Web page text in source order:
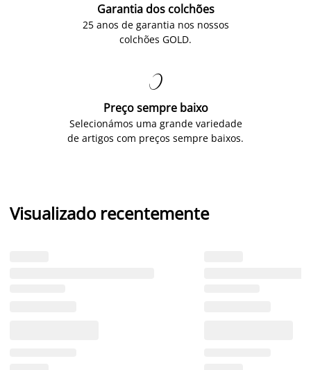
Garantia dos colchões
25 anos de garantia nos nossos
colchões GOLD.

Preço sempre baixo
Selecionámos uma grande variedade
de artigos com preços sempre baixos.
Visualizado recentemente